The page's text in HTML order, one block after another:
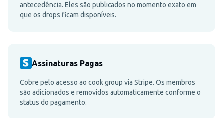
antecedência. Eles são publicados no momento exato em
que os drops ficam disponíveis.
Assinaturas Pagas
Cobre pelo acesso ao cook group via Stripe. Os membros
são adicionados e removidos automaticamente conforme o
status do pagamento.